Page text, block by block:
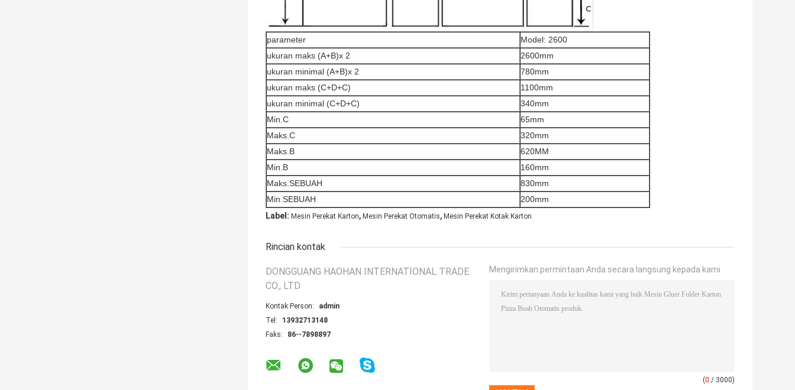
parameter
Model: 2600
ukuran maks (A+B)x 2
2600mm
ukuran minimal (A+B)x 2
780mm
ukuran maks (C+D+C)
1100mm
ukuran minimal (C+D+C)
340mm
Min.C
65mm
Maks.C
320mm
Maks.B
620MM
Min.B
160mm
Maks.SEBUAH
830mm
Min.SEBUAH
200mm
Label: Mesin Perekat Karton, Mesin Perekat Otomatis, Mesin Perekat Kotak Karton
Rincian kontak
DONGGUANG HAOHAN INTERNATIONAL TRADE
CO., LTD
Kontak Person:
admin
Tel:
13932713148
Faks:
86--7898897
Mengirimkan permintaan Anda secara langsung kepada kami
(0 / 3000)